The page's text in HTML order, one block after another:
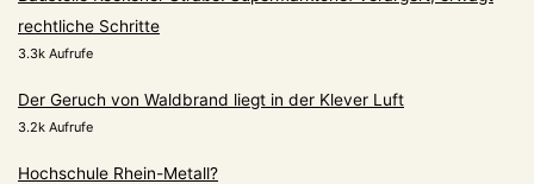
rechtliche Schritte
3.3k Aufrufe
Der Geruch von Waldbrand liegt in der Klever Luft
3.2k Aufrufe
Hochschule Rhein-Metall?